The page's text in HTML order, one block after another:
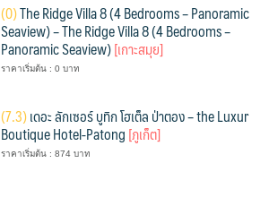
(0)The Ridge Villa 8 (4 Bedrooms – Panoramic
Seaview) – The Ridge Villa 8 (4 Bedrooms –
Panoramic Seaview)[เกาะสมุย]
ราคาเริ่มต้น : 0 บาท
(7.3)เดอะ ลักเซอร์ บูทิก โฮเต็ล ป่าตอง – the Luxur
Boutique Hotel-Patong[ภูเก็ต]
ราคาเริ่มต้น : 874 บาท